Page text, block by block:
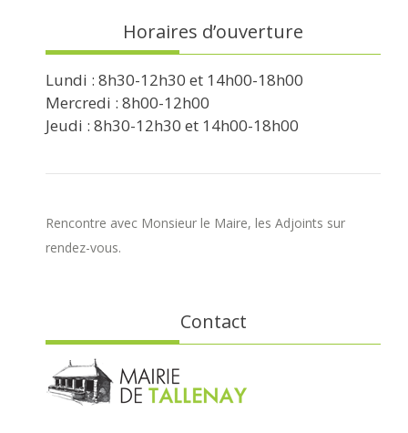
Horaires d’ouverture
Lundi : 8h30-12h30 et 14h00-18h00
Mercredi : 8h00-12h00
Jeudi : 8h30-12h30 et 14h00-18h00
Rencontre avec Monsieur le Maire, les Adjoints sur
rendez-vous.
Contact